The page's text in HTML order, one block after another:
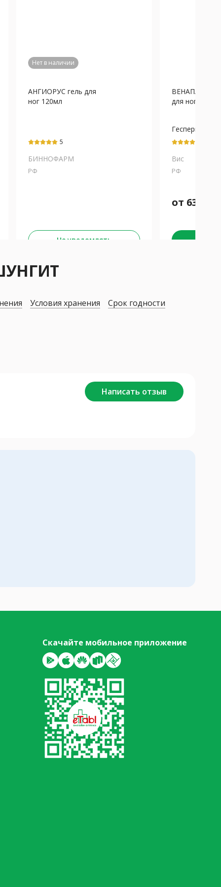
Нет в наличии
АНГИОРУС гель для
ног 120мл
5
БИННОФАРМ
РФ
Не уведомлять
ВЕНАПАРИН-
для ног
Вис
РФ
от 639
Условия хранения Срок годности
Написать отзыв
Скачайте мобильное приложение